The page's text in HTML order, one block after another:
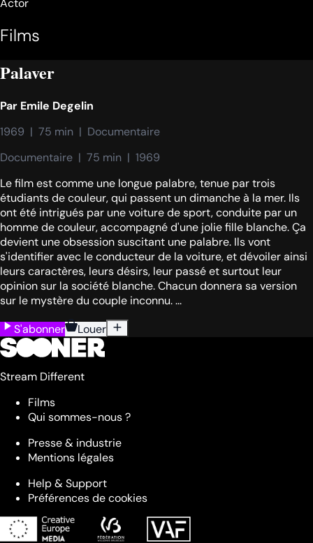
Actor
Films
Palaver
Par Emile Degelin
1969  |  75 min  |  Documentaire
Documentaire  |  75 min  |  1969
Le film est comme une longue palabre, tenue par trois
étudiants de couleur, qui passent un dimanche à la mer. Ils
ont été intrigués par une voiture de sport, conduite par un
homme de couleur, accompagné d'une jolie fille blanche. Ça
devient une obsession suscitant une palabre. Ils vont
s'identifier avec le conducteur de la voiture, et dévoiler ainsi
leurs caractères, leurs désirs, leur passé et surtout leur
opinion sur la société blanche. Chacun donnera sa version
sur le mystère du couple inconnu. ...
S'abonner
Louer
Stream Different
Films
Qui sommes-nous ?
Presse & industrie
Mentions légales
Help & Support
Préférences de cookies